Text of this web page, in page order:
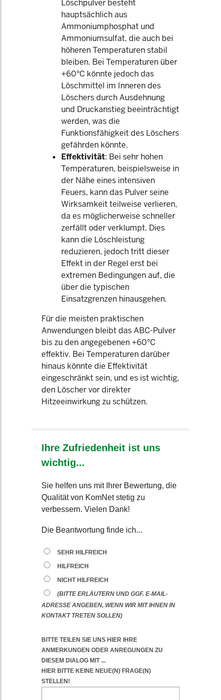
Löschpulver besteht
hauptsächlich aus
Ammoniumphosphat und
Ammoniumsulfat, die auch bei
höheren Temperaturen stabil
bleiben. Bei Temperaturen über
+60°C könnte jedoch das
Löschmittel im Inneren des
Löschers durch Ausdehnung
und Druckanstieg beeinträchtigt
werden, was die
Funktionsfähigkeit des Löschers
gefährden könnte.
Effektivität: Bei sehr hohen
Temperaturen, beispielsweise in
der Nähe eines intensiven
Feuers, kann das Pulver seine
Wirksamkeit teilweise verlieren,
da es möglicherweise schneller
zerfällt oder verklumpt. Dies
kann die Löschleistung
reduzieren, jedoch tritt dieser
Effekt in der Regel erst bei
extremen Bedingungen auf, die
über die typischen
Einsatzgrenzen hinausgehen.
Für die meisten praktischen
Anwendungen bleibt das ABC-Pulver
bis zu den angegebenen +60°C
effektiv. Bei Temperaturen darüber
hinaus könnte die Effektivität
eingeschränkt sein, und es ist wichtig,
den Löscher vor direkter
Hitzeeinwirkung zu schützen.